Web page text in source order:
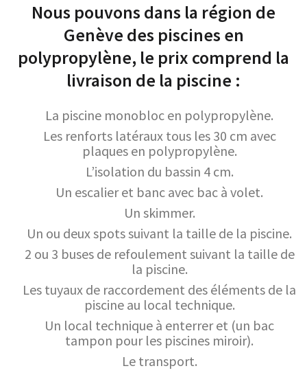
Nous pouvons dans la région de
Genève des piscines en
polypropylène, le prix comprend la
livraison de la piscine :
La piscine monobloc en polypropylène.
Les renforts latéraux tous les 30 cm avec
plaques en polypropylène.
L’isolation du bassin 4 cm.
Un escalier et banc avec bac à volet.
Un skimmer.
Un ou deux spots suivant la taille de la piscine.
2 ou 3 buses de refoulement suivant la taille de
la piscine.
Les tuyaux de raccordement des éléments de la
piscine au local technique.
Un local technique à enterrer et (un bac
tampon pour les piscines miroir).
Le transport.